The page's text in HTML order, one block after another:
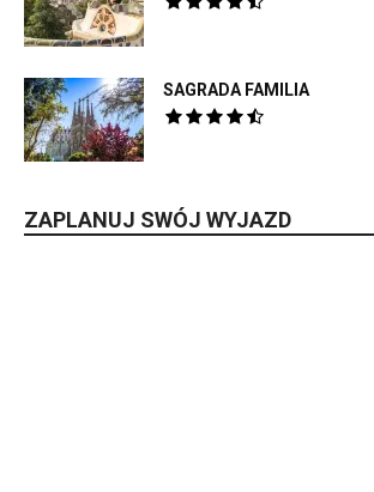
SAGRADA FAMILIA
ZAPLANUJ SWÓJ WYJAZD